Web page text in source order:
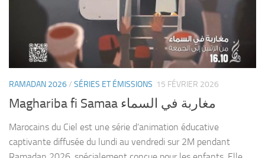
RAMADAN 2026/ SÉRIES ET ÉMISSIONS 15 FÉVRIER 2026
Maghariba fi Samaa مغاربة في السماء
Marocains du Ciel est une série d’animation éducative
captivante diffusée du lundi au vendredi sur 2M pendant